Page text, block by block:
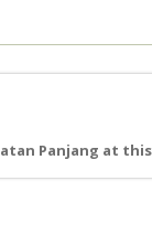
Panjang at